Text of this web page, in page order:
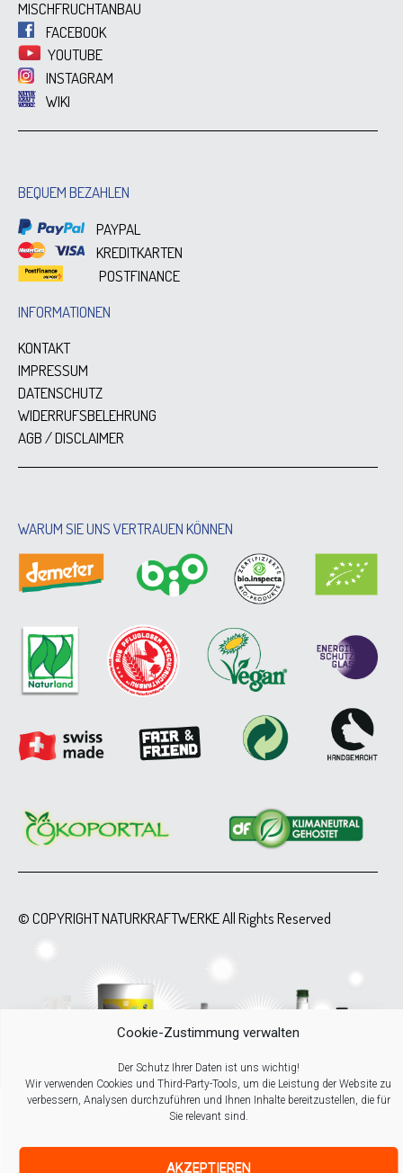
Cookie-Zustimmung verwalten
Der Schutz Ihrer Daten ist uns wichtig!
Wir verwenden Cookies und Third-Party-Tools, um die Leistung der Website zu
verbessern, Analysen durchzuführen und Ihnen Inhalte bereitzustellen, die für
Sie relevant sind.
AKZEPTIEREN
MISCHFRUCHTANBAU
FACEBOOK
YOUTUBE
INSTAGRAM
WIKI
BEQUEM BEZAHLEN
PAYPAL
KREDITKARTEN
POSTFINANCE
INFORMATIONEN
KONTAKT
IMPRESSUM
DATENSCHUTZ
WIDERRUFSBELEHRUNG
AGB / DISCLAIMER
WARUM SIE UNS VERTRAUEN KÖNNEN
© COPYRIGHT NATURKRAFTWERKE All Rights Reserved